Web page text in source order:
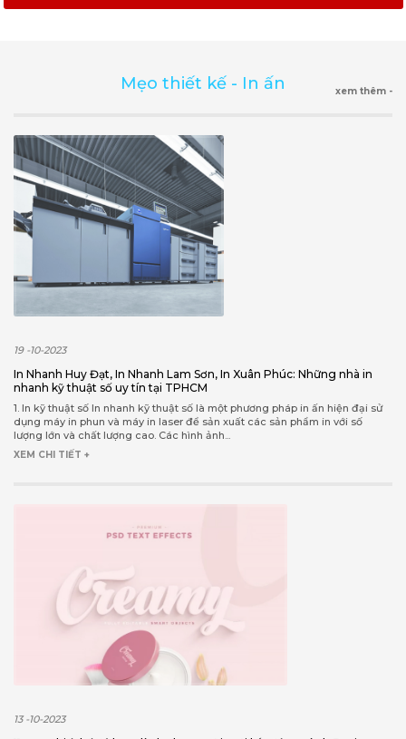
Mẹo thiết kế - In ấn xem thêm -
19 -10-2023
In Nhanh Huy Đạt, In Nhanh Lam Sơn, In Xuân Phúc: Những nhà in
nhanh kỹ thuật số uy tín tại TPHCM
1. In kỹ thuật số In nhanh kỹ thuật số là một phương pháp in ấn hiện đại sử
dụng máy in phun và máy in laser để sản xuất các sản phẩm in với số
lượng lớn và chất lượng cao. Các hình ảnh...
XEM CHI TIẾT +
13 -10-2023